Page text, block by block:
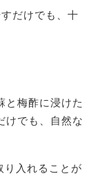
だけでも、十
と梅酢に浸けた
けでも、自然な
り入れることが